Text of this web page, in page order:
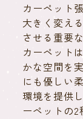
カーペット
大きく変え
させる重要
カーペット
かな空間を
にも優しい
環境を提供
ーペットの